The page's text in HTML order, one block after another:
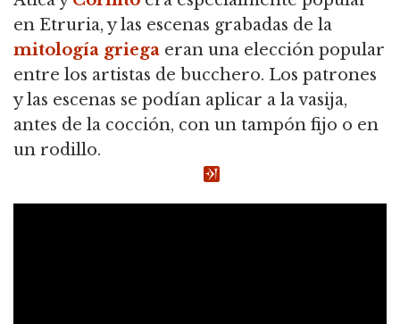
en Etruria, y las escenas grabadas de la
mitología griega eran una elección popular
entre los artistas de bucchero. Los patrones
y las escenas se podían aplicar a la vasija,
antes de la cocción, con un tampón fijo o en
un rodillo.